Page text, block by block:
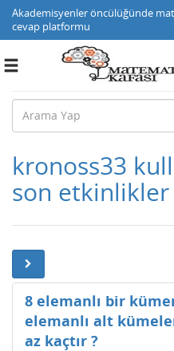
Akademisyenler öncülüğünde
cevap platformu
Toggle
kronoss33
son etkinlikler
8 elemanlı bir
elemanlı alt
az kaçtır ?